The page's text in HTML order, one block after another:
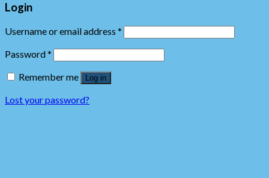
Login
Username or email address *
Password*
Remember me
Log in
Lost your password?